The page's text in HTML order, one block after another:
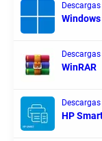
Descargas
Windows
Descargas
WinRAR
Descargas
HP